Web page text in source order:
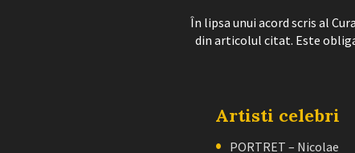
În lipsa unui acord scris al
din articolul citat. Este
Artisti celebri
PORTRET – Nicolae